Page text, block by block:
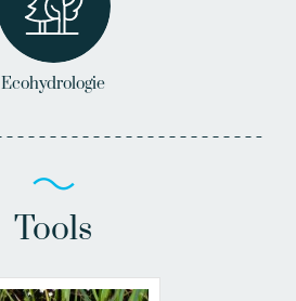
Ecohydrologie
Tools